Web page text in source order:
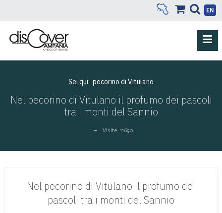
EN
Sei qui: pecorino di Vitulano
Nel pecorino di Vitulano il profumo dei pascoli
tra i monti del Sannio
Visite: 11690
Nel pecorino di Vitulano il profumo dei
pascoli tra i monti del Sannio